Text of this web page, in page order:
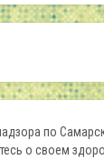
по
о своем